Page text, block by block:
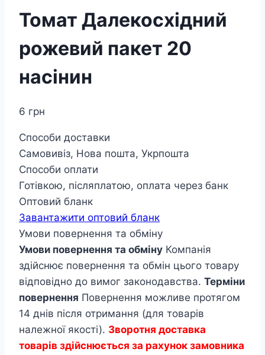
Томат Далекосхідний
рожевий пакет 20
насінин
6 грн
Способи доставки
Самовивіз, Нова пошта, Укрпошта
Способи оплати
Готівкою, післяплатою, оплата через банк
Оптовий бланк
Завантажити оптовий бланк
Умови повернення та обміну
Умови повернення та обміну Компанія
здійснює повернення та обмін цього товару
відповідно до вимог законодавства. Терміни
повернення Повернення можливе протягом
14 днів після отримання (для товарів
належної якості). Зворотня доставка
товарів здійснюється за рахунок замовника